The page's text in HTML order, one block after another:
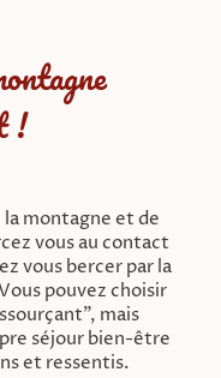
!
montagne et de
vous au contact
vous bercer par la
pouvez choisir
mais
séjour bien-être
et ressentis.